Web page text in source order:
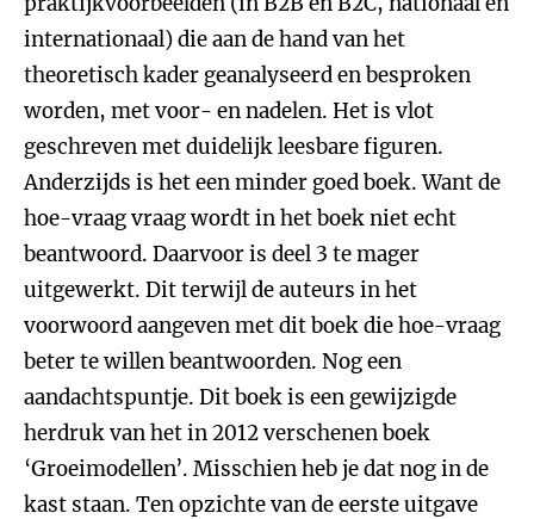
internationaal) die aan de hand van het
theoretisch kader geanalyseerd en besproken
worden, met voor- en nadelen. Het is vlot
geschreven met duidelijk leesbare figuren.
Anderzijds is het een minder goed boek. Want de
hoe-vraag vraag wordt in het boek niet echt
beantwoord. Daarvoor is deel 3 te mager
uitgewerkt. Dit terwijl de auteurs in het
voorwoord aangeven met dit boek die hoe-vraag
beter te willen beantwoorden. Nog een
aandachtspuntje. Dit boek is een gewijzigde
herdruk van het in 2012 verschenen boek
‘Groeimodellen’. Misschien heb je dat nog in de
kast staan. Ten opzichte van de eerste uitgave